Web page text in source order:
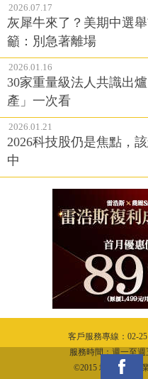
2026.07.17
灰犀牛來了？美期中選
籲：別急著離場
2026.01.16
30家重量級法人共識出
產」一次看
2026.01.21
2026科技股仍是焦點，
中
客戶服務專線：02-
服務時間：週一至週
©2015 城邦文化事